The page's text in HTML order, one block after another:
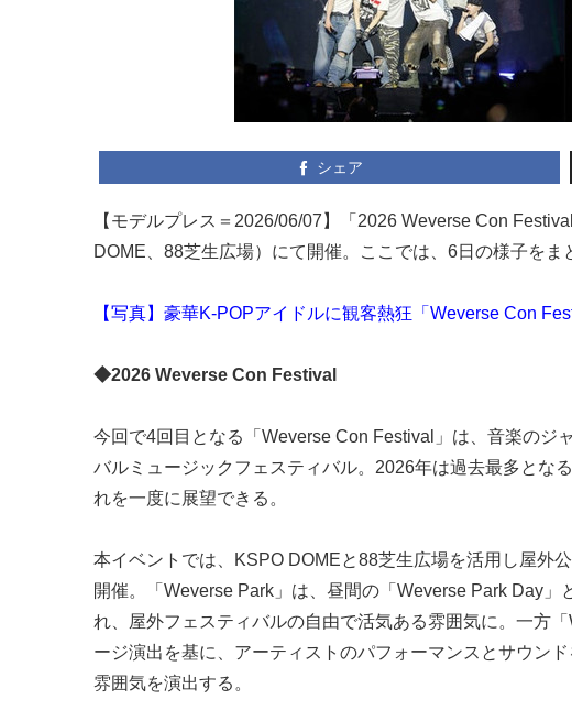
シェア
【モデルプレス＝2026/06/07】「2026 Weverse Con
DOME、88芝生広場）にて開催。ここでは、6日の様子をま
【写真】豪華K-POPアイドルに観客熱狂「Weverse Con
◆2026 Weverse Con Festival
今回で4回目となる「Weverse Con Festival」は、音楽のジ
バルミュージックフェスティバル。2026年は過去最多とな
れを一度に展望できる。
本イベントでは、KSPO DOMEと88芝生広場を活用し屋外
開催。「Weverse Park」は、昼間の「Weverse Park Day
れ、屋外フェスティバルの自由で活気ある雰囲気に。一方
ージ演出を基に、アーティストのパフォーマンスとサウン
雰囲気を演出する。